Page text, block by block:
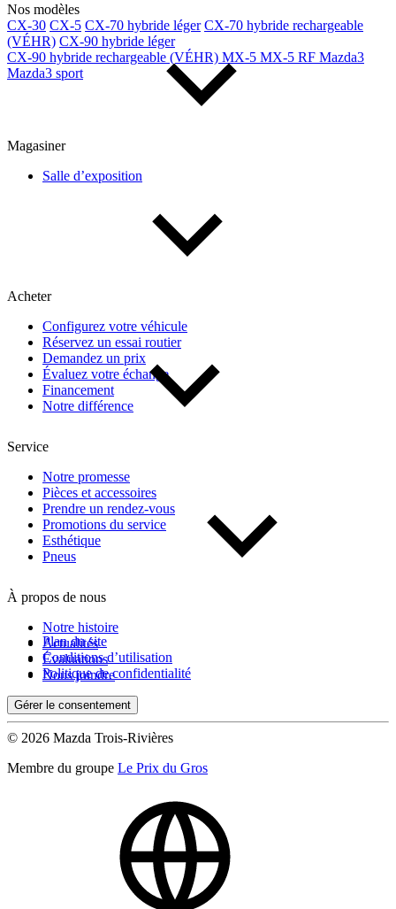
Nos modèles
CX-30 CX-5 CX-70 hybride léger CX-70 hybride rechargeable
(VÉHR) CX-90 hybride léger
CX-90 hybride rechargeable (VÉHR) MX-5 MX-5 RF Mazda3
Mazda3 sport
Magasiner
Salle d’exposition
Acheter
Configurez votre véhicule
Réservez un essai routier
Demandez un prix
Évaluez votre échange
Financement
Notre différence
Service
Notre promesse
Pièces et accessoires
Prendre un rendez-vous
Promotions du service
Esthétique
Pneus
À propos de nous
Notre histoire
Actualités
Évaluations
Nous joindre
Plan du site
Conditions d’utilisation
Politique de confidentialité
Gérer le consentement
© 2026 Mazda Trois-Rivières
Membre du groupe Le Prix du Gros